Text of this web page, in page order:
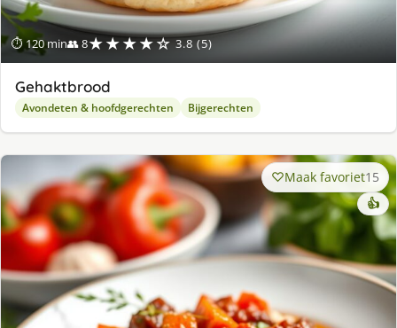
⏱ 120 min👥 8★★★★☆ 3.8 (5)
Gehaktbrood
Avondeten & hoofdgerechten Bijgerechten
Maak favoriet15
👍